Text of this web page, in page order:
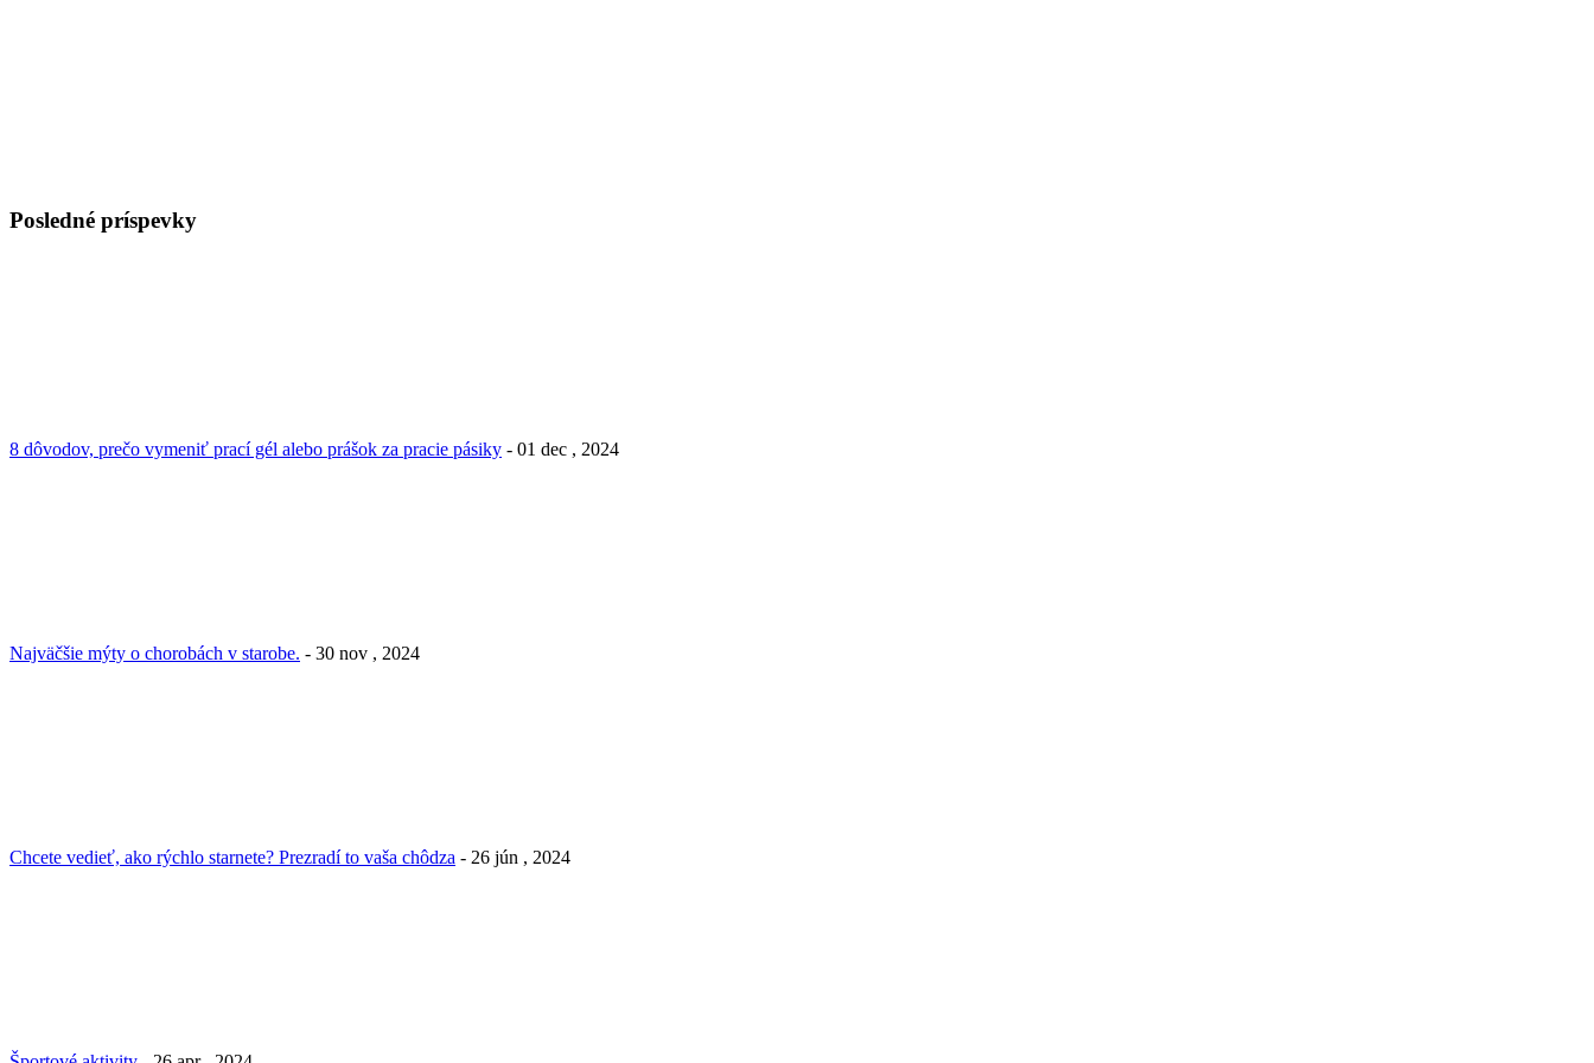
Posledné príspevky
8 dôvodov, prečo vymeniť prací gél alebo prášok za pracie pásiky - 01 dec , 2024
Najväčšie mýty o chorobách v starobe. - 30 nov , 2024
Chcete vedieť, ako rýchlo starnete? Prezradí to vaša chôdza - 26 jún , 2024